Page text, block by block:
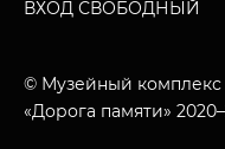
ВХОД СВОБОДНЫЙ
© Музейный комплекс
«Дорога памяти»